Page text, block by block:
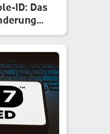
ID: Das